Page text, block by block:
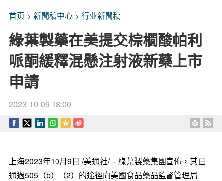
首页 > 新聞稿中心> 行业新聞稿
綠葉製藥在美提交棕櫚酸帕利
哌酮緩釋混懸注射液新藥上市
申請
2023-10-09 18:00
上海2023年10月9日 /美通社/ -- 綠葉製藥集團宣佈，其已
通過505（b）（2）的途徑向美國食品藥品監督管理局